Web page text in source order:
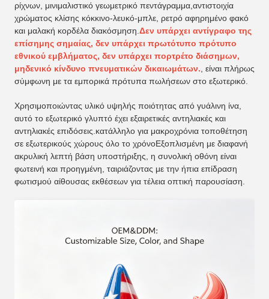
ρίχνων, μινιμαλιστικό γεωμετρικό πεντάγραμμα,αντιστοιχία
χρώματος κλίσης κόκκινο-λευκό-μπλε, ρετρό αφηρημένο φακό
και μαλακή κορδέλα διακόσμηση.Δεν υπάρχει αντίγραφο της
επίσημης σημαίας, δεν υπάρχει πρωτότυπο πρότυπο
εθνικού εμβλήματος, δεν υπάρχει πορτρέτο διάσημων,
μηδενικό κίνδυνο πνευματικών δικαιωμάτων., είναι πλήρως
σύμφωνη με τα εμπορικά πρότυπα πωλήσεων στο εξωτερικό.
Χρησιμοποιώντας υλικό υψηλής ποιότητας από γυάλινη ίνα,
αυτό το εξωτερικό γλυπτό έχει εξαιρετικές αντηλιακές και
αντηλιακές επιδόσεις.κατάλληλο για μακροχρόνια τοποθέτηση
σε εξωτερικούς χώρους όλο το χρόνοΕξοπλισμένη με διαφανή
ακρυλική λεπτή βάση υποστήριξης, η συνολική οθόνη είναι
φωτεινή και προηγμένη, ταιριάζοντας με την ήπια επίδραση
φωτισμού αίθουσας εκθέσεων για τέλεια οπτική παρουσίαση.